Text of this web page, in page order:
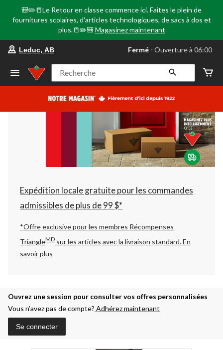
🎒✏️📒Le Retour en classe commence ici. Faites le plein de
fournitures scolaires, d'articles technologiques, de sacs à dos et
plus.📒✏️🎒 Magasinez maintenant
votre
préféré
Leduc,
AB,
courament
Ouverture
à
06:00
cliquer
pour
changer
Leduc, AB Fermé ⋅ Ouverture à 06:00
Recherche
Expédition locale gratuite pour les commandes
admissibles de plus de 99 $*
*Offre exclusive pour les membres Récompenses
TriangleMD sur les articles avec la livraison standard.En
savoir plus
Ouvrez une session pour consulter vos offres personnalisées
Vous n’avez pas de compte? Adhérez maintenant
Se connecter